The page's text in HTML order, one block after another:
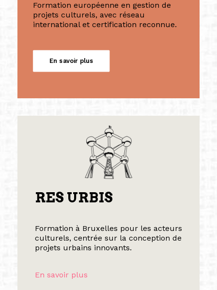
Formation européenne en gestion de
projets culturels, avec réseau
international et certification reconnue.
En savoir plus
RES URBIS
Formation à Bruxelles pour les acteurs
culturels, centrée sur la conception de
projets urbains innovants.
En savoir plus